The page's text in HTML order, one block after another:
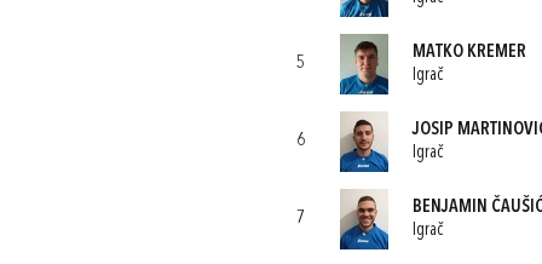
5
MATKO KREMER
Igrač
6
JOSIP
Igrač
7
BENJAMIN
Igrač